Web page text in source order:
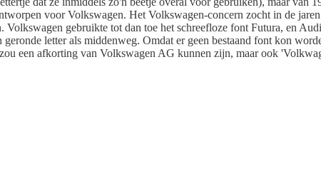
voor Volkswagen. Het Volkswagen-concern zocht in de
gebruikte tot dan toe het schreefloze font Futura, en
letter als middenweg. Omdat er geen bestaand font kon
een afkorting van Volkswagen AG kunnen zijn, maar ook